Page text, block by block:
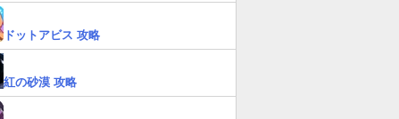
ドットアビス 攻略
紅の砂漠 攻略